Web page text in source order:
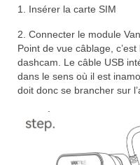
1. Insérer la carte SIM
2. Connecter le module
Point de vue câblage,
dashcam. Le câble USB
dans le sens où il est
doit donc se brancher sur